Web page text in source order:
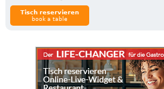
Tisch reservieren
book a table